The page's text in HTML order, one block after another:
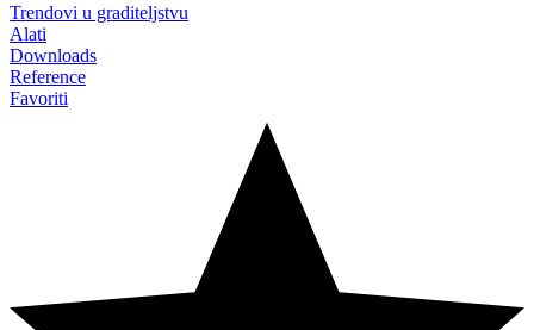
Trendovi u graditeljstvu
Alati
Downloads
Reference
Favoriti